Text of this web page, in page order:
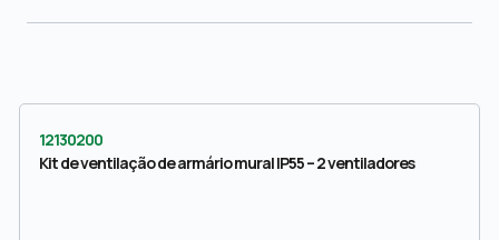
12130200
Kit de ventilação de armário mural IP55 – 2 ventiladores